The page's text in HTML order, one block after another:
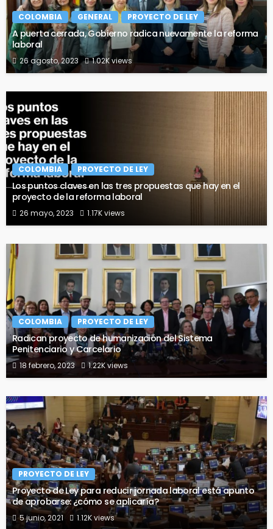
COLOMBIA GENERAL PROYECTO DE LEY
A puerta cerrada, Gobierno radica nuevamente la reforma
laboral
26 agosto, 2023 1.02K views
COLOMBIA PROYECTO DE LEY
Los puntos claves en las tres propuestas que hay en el
proyecto de la reforma laboral
26 mayo, 2023 1.17K views
COLOMBIA PROYECTO DE LEY
Radican proyecto de humanización del Sistema
Penitenciario y Carcelario
18 febrero, 2023 1.22K views
PROYECTO DE LEY
Proyecto de Ley para reducir jornada laboral está apunto
de aprobarse: ¿cómo se aplicaría?
5 junio, 2021 1.12K views